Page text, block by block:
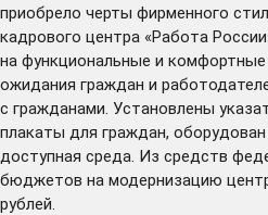
приобрело черты фирменного
кадрового центра «Работа
на функциональные и
ожидания граждан и
с гражданами. Установлены
плакаты для граждан,
доступная среда. Из средств
бюджетов на модернизацию
рублей.